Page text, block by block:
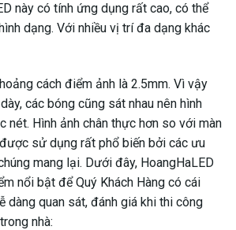
này có tính ứng dụng rất cao, có thể
dạng. Với nhiều vị trí đa dạng khác
cách điểm ảnh là 2.5mm. Vì vậy
các bóng cũng sát nhau nên hình
nét. Hình ảnh chân thực hơn so với màn
sử dụng rất phổ biến bởi các ưu
mang lại. Dưới đây, HoangHaLED
nổi bật để Quý Khách Hàng có cái
dàng quan sát, đánh giá khi thi công
nhà: